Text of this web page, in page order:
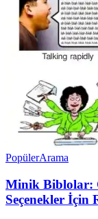
PopülerArama
Minik Biblolar:
Seçenekler İçin